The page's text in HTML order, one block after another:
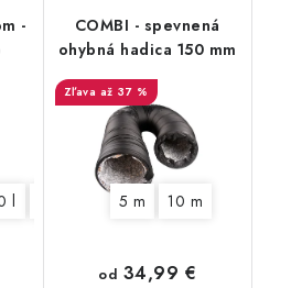
-
l
COMBI - spevnená
ohybná hadica 150 mm
až 37 %
5 m 10 m
od 34,99 €